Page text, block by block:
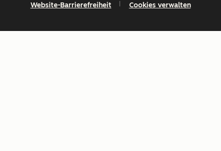
Website-Barrierefreiheit Cookies verwalten